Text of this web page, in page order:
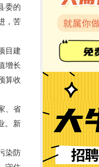
委的
，苦
目建
增长
算收
、省
。新
染防